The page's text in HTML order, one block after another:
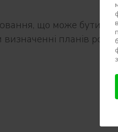
що може бути
планів